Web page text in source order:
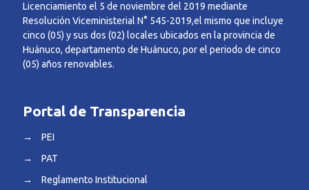
Licenciamiento el 5 de noviembre del 2019 mediante
Resolución Viceministerial N° 545-2019,el mismo que incluye
cinco (05) y sus dos (02) locales ubicados en la provincia de
Huánuco, departamento de Huánuco, por el periodo de cinco
(05) años renovables.
Portal de Transparencia
→
PEI
→
PAT
→
Reglamento Institucional